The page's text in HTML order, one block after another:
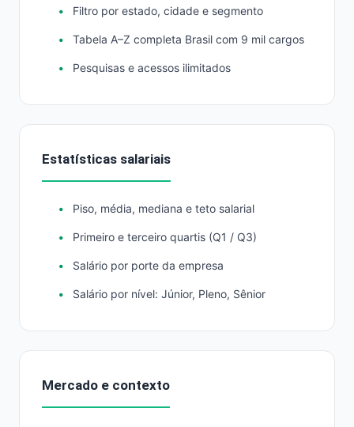
Filtro por estado, cidade e segmento
Tabela A–Z completa Brasil com 9 mil cargos
Pesquisas e acessos ilimitados
Estatísticas salariais
Piso, média, mediana e teto salarial
Primeiro e terceiro quartis (Q1 / Q3)
Salário por porte da empresa
Salário por nível: Júnior, Pleno, Sênior
Mercado e contexto